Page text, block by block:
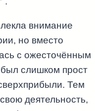
внимание
но вместо
с ожесточённым
слишком прост
Тем
деятельность,